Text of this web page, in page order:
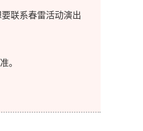
联系春雷活动演出
。